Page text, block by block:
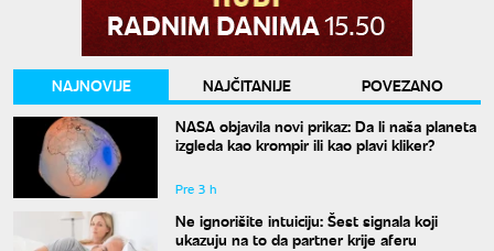
NAJNOVIJE NAJČITANIJE
POVEZANO
NASA objavila novi prikaz: Da li naša planeta
izgleda kao krompir ili kao plavi kliker?
Pre 3 h
Ne ignorišite intuiciju: Šest signala koji
ukazuju na to da partner krije aferu